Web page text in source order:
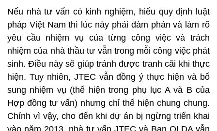
Nếu nhà tư vấn có kinh nghiệm, hiểu quy định luật
pháp Việt Nam thì lúc này phải đàm phán và làm rõ
yêu cầu nhiệm vụ của từng công việc và trách
nhiệm của nhà thầu tư vẫn trong mỗi công việc phát
sinh. Điều này sẽ giúp tránh được tranh cãi khi thực
hiện. Tuy nhiên, JTEC vẫn đồng ý thực hiện và bổ
sung nhiệm vụ (thể hiện trong phụ lục A và B của
Hợp đồng tư vấn) nhưng chỉ thể hiện chung chung.
Chính vì vậy, cho đến khi dự án bị ngừng triển khai
vào năm 2013, nhà tư vấn JTEC và Ban QLDA vẫn